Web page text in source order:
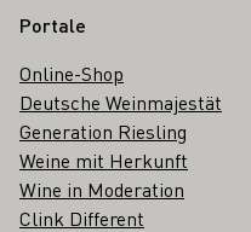
Portale
Online-Shop
Deutsche Weinmajestät
Generation Riesling
Weine mit Herkunft
Wine in Moderation
Clink Different